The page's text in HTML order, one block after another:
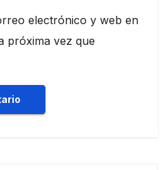
electrónico y web en
próxima vez que